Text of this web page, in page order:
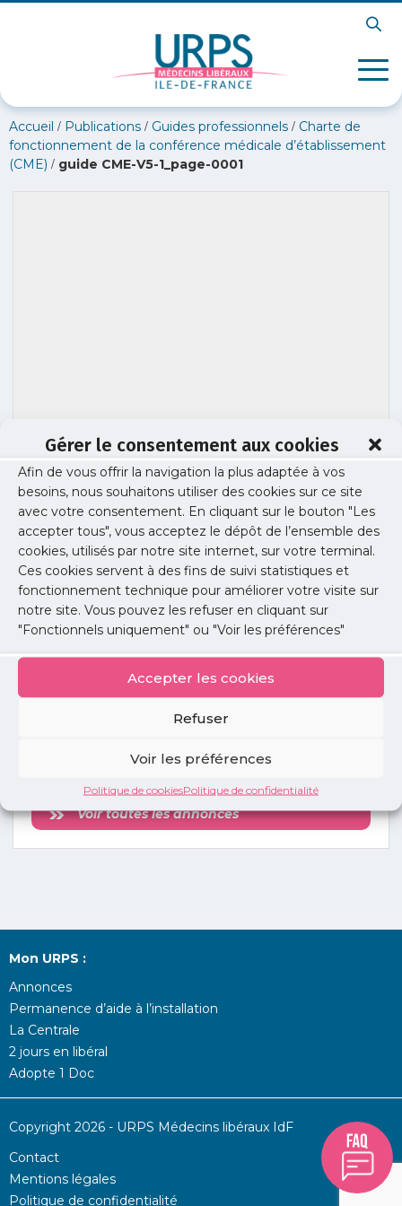
Gérer le consentement aux cookies
Afin de vous offrir la navigation la plus adaptée à vos
besoins, nous souhaitons utiliser des cookies sur ce site
avec votre consentement. En cliquant sur le bouton "Les
accepter tous", vous acceptez le dépôt de l’ensemble des
cookies, utilisés par notre site internet, sur votre terminal.
Ces cookies servent à des fins de suivi statistiques et
fonctionnement technique pour améliorer votre visite sur
notre site. Vous pouvez les refuser en cliquant sur
"Fonctionnels uniquement" ou "Voir les préférences"
Accepter les cookies
Refuser
Voir les préférences
Politique de cookiesPolitique de confidentialité
Accueil / Publications / Guides professionnels / Charte de
fonctionnement de la conférence médicale d’établissement
(CME) / guide CME-V5-1_page-0001
guide CME-V5-1_page-0001
Publié le :16 avril 2025
Partager cet article :
annonces
Voir toutes les annonces
Mon URPS :
Annonces
Permanence d’aide à l’installation
La Centrale
2 jours en libéral
Adopte 1 Doc
Copyright 2026 - URPS Médecins libéraux IdF
Contact
Mentions légales
Politique de confidentialité